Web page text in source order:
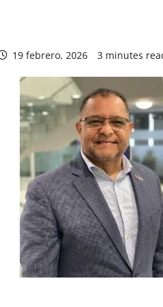
19 febrero, 2026 3 minutes